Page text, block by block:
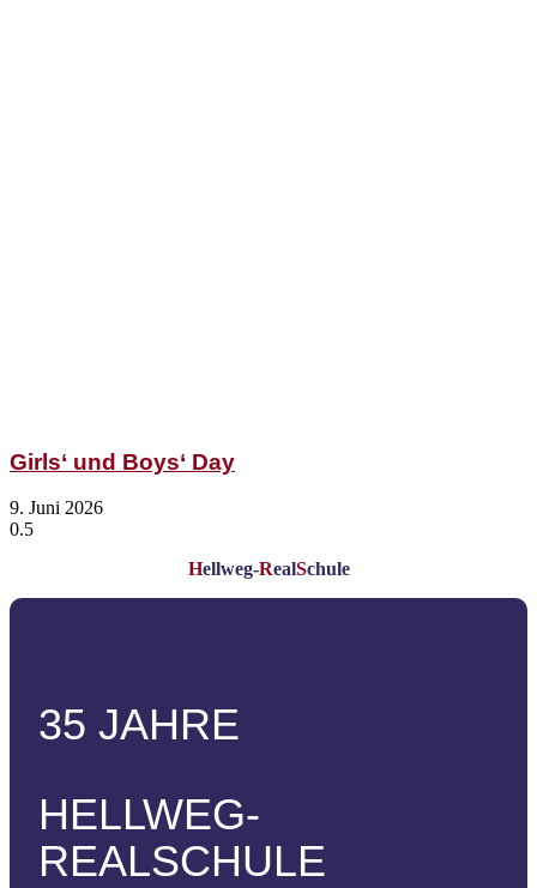
Girls‘ und Boys‘ Day
9. Juni 2026
Hellweg-RealSchule
35 JAHRE
HELLWEG-
REALSCHULE